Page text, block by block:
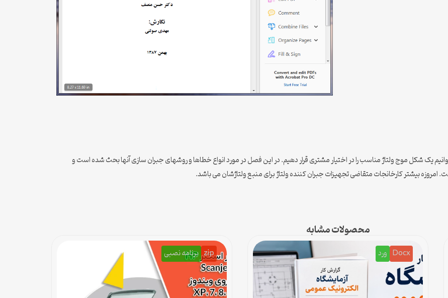
یک شکل موج ولتاژ مناسب را در اختیار مشتری قرار دهیم. در این فصل در مورد انواع خطاها و روشهای جبران سازی آنها بحث شده است و
بیشتر کارخانجات متقاضی تجهیزات جبران کننده ولتاژ برای منبع ولتاژشان می باشد.
محصولات مشابه
Docx ورد zip برنامه نصبی